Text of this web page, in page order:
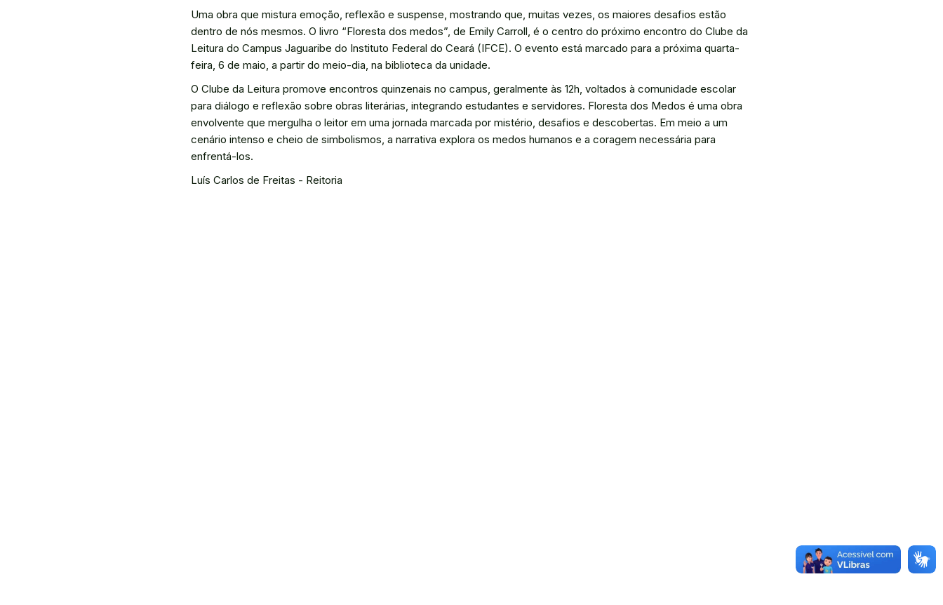
Uma obra que mistura emoção, reflexão e suspense, mostrando que, muitas vezes, os maiores desafios estão
dentro de nós mesmos. O livro “Floresta dos medos”, de Emily Carroll, é o centro do próximo encontro do Clube da
Leitura do Campus Jaguaribe do Instituto Federal do Ceará (IFCE). O evento está marcado para a próxima quarta-
feira, 6 de maio, a partir do meio-dia, na biblioteca da unidade.
O Clube da Leitura promove encontros quinzenais no campus, geralmente às 12h, voltados à comunidade escolar
para diálogo e reflexão sobre obras literárias, integrando estudantes e servidores. Floresta dos Medos é uma obra
envolvente que mergulha o leitor em uma jornada marcada por mistério, desafios e descobertas. Em meio a um
cenário intenso e cheio de simbolismos, a narrativa explora os medos humanos e a coragem necessária para
enfrentá-los.
Luís Carlos de Freitas - Reitoria